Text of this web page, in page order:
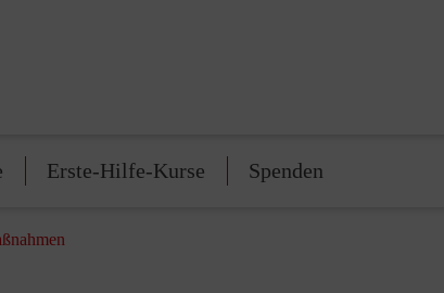
Erste-Hilfe-Kurse Spenden